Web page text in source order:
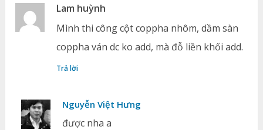
Lam huỳnh
Mình thi công cột coppha nhôm, dầm sàn
coppha ván dc ko add, mà đỗ liền khối add.
Trả lời
Nguyễn Việt Hưng
được nha a